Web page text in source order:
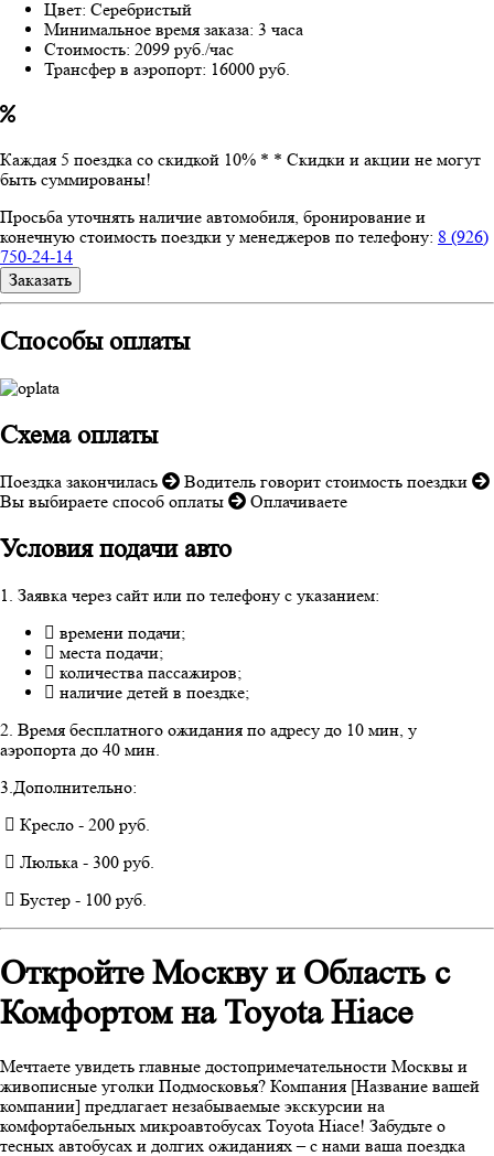
Цвет: Серебристый
Минимальное время заказа: 3 часа
Стоимость: 2099 руб./час
Трансфер в аэропорт: 16000 руб.
Каждая 5 поездка со скидкой 10% * * Скидки и акции не могут
быть суммированы!
Просьба уточнять наличие автомобиля, бронирование и
конечную стоимость поездки у менеджеров по телефону: 8 (926)
750-24-14
Заказать
Способы оплаты
Схема оплаты
Поездка закончилась
Водитель говорит стоимость поездки
Вы выбираете способ оплаты
Оплачиваете
Условия подачи авто
1. Заявка через сайт или по телефону с указанием:
времени подачи;
места подачи;
количества пассажиров;
наличие детей в поездке;
2. Время бесплатного ожидания по адресу до 10 мин, у
аэропорта до 40 мин.
3.Дополнительно:
Кресло - 200 руб.
Люлька - 300 руб.
Бустер - 100 руб.
Откройте Москву и Область с
Комфортом на Toyota Hiace
Мечтаете увидеть главные достопримечательности Москвы и
живописные уголки Подмосковья? Компания [Название вашей
компании] предлагает незабываемые экскурсии на
комфортабельных микроавтобусах Toyota Hiace! Забудьте о
тесных автобусах и долгих ожиданиях – с нами ваша поездка